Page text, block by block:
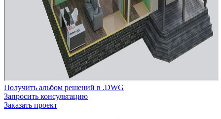
Получить альбом решений в .DWG
Запросить консультацию
Заказать проект